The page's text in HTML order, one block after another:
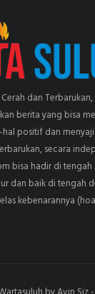
dan
berita yang bisa
positif dan
secara
bisa hadir di
dan baik di tengah
kebenarannya